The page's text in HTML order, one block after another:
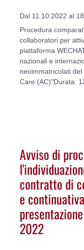
Dal 11.10.2022 al
Procedura
collaboratori per
piattaforma
nazionali e
neoimmatricolati
Care (AC)"Durata:
Avviso di
contratto di
e
2022